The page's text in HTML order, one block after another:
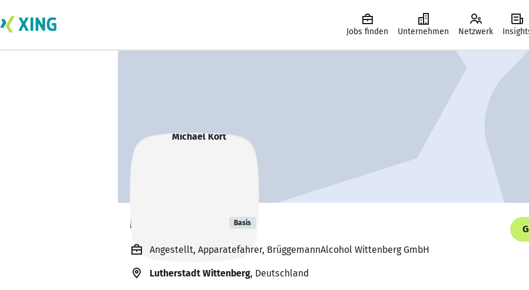
Jobs finden Unternehmen Netzwerk
Michael Kort Basis
Angestellt, Apparatefahrer, BrüggemannAlcohol Wittenberg GmbH
Lutherstadt Wittenberg, Deutschland